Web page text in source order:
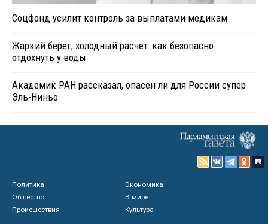
Соцфонд усилит контроль за выплатами медикам
Жаркий берег, холодный расчет: как безопасно
отдохнуть у воды
Академик РАН рассказал, опасен ли для России супер
Эль-Ниньо
Политика
Экономика
Общество
В мире
Происшествия
Культура